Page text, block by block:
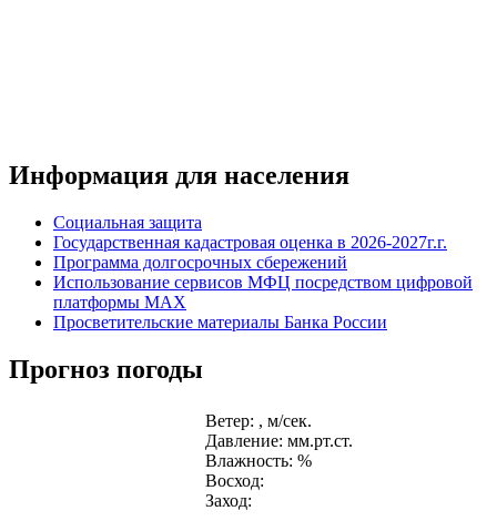
Информация для населения
Социальная защита
Государственная кадастровая оценка в 2026-2027г.г.
Программа долгосрочных сбережений
Использование сервисов МФЦ посредством цифровой
платформы MAX
Просветительские материалы Банка России
Прогноз погоды
Ветер: , м/сек.
Давление: мм.рт.ст.
Влажность: %
Восход:
Заход: